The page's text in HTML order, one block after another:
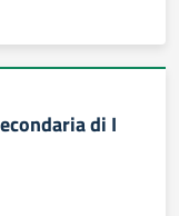
di I